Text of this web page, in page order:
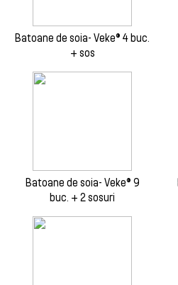
Batoane de soia- Veke® 4 buc.
+ sos
Batoane de soia- Veke® 9
buc. + 2 sosuri